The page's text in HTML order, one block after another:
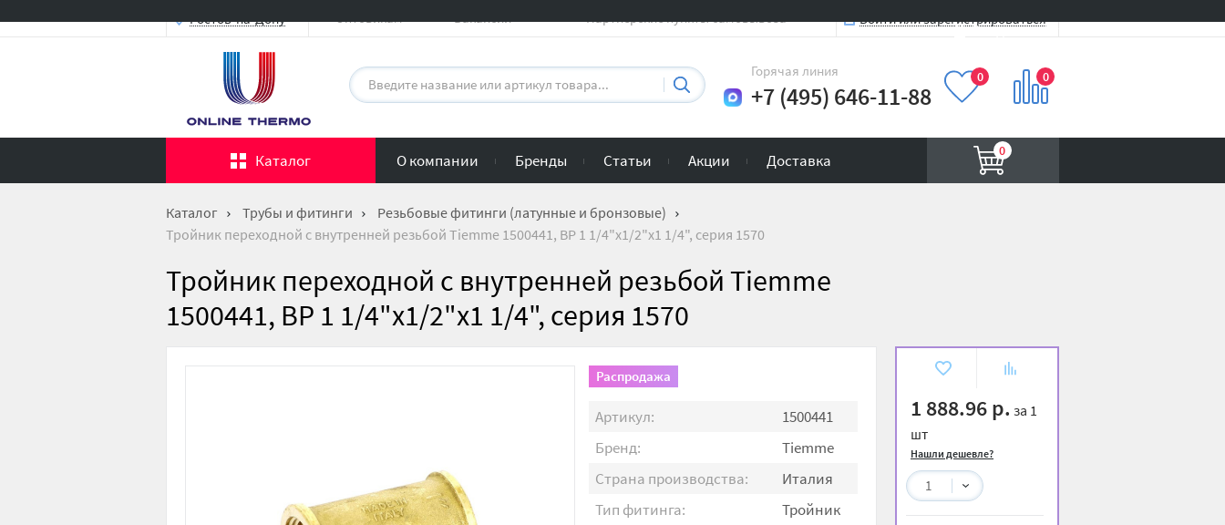
Ростов-на-Дону Оптовикам Вакансии Партнерские пункты самовывоза Войти или зарегистрироваться
Горячая линия
+7 (495) 646-11-88
0 0
Каталог О компании Бренды Статьи Акции Доставка 0
Вход на сайт
Каталог Трубы и фитинги
Резьбовые фитинги (латунные и бронзовые)
Тройник переходной с внутренней резьбой Tiemme 1500441, ВР 1 1/4"x1/2"x1 1/4", серия 1570
Тройник переходной с внутренней резьбой Tiemme
1500441, ВР 1 1/4"x1/2"x1 1/4", серия 1570
1 888.96 р. за 1
шт
Нашли дешевле?
1
Распродажа
Артикул:
1500441
Бренд:
Tiemme
Страна производства:
Италия
Тип фитинга:
Тройник